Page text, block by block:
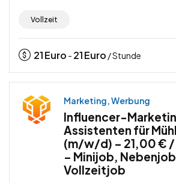
Vollzeit
21Euro - 21Euro / Stunde
Marketing, Werbung
Influencer-
Assistenten für
(m/w/d) – 21,00 € /
– Minijob,
Vollzeitjob